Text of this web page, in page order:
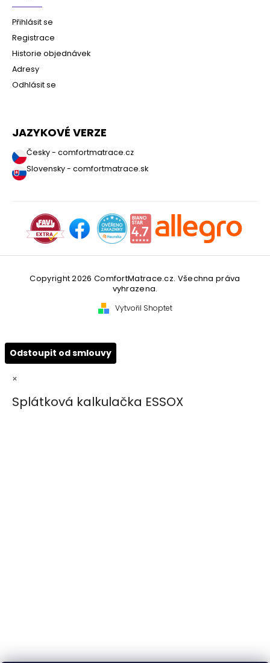
Přihlásit se
Registrace
Historie objednávek
Adresy
Odhlásit se
JAZYKOVÉ VERZE
Česky - comfortmatrace.cz
Slovensky - comfortmatrace.sk
Vytvořil Shoptet
Copyright 2026 ComfortMatrace.cz. Všechna práva
vyhrazena.
Odstoupit od smlouvy
×
Splátková kalkulačka ESSOX